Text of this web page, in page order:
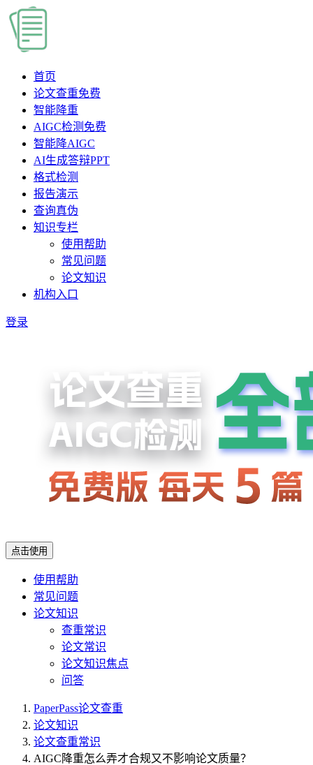
首页
论文查重免费
智能降重
AIGC检测 免费
智能降AIGC
AI生成答辩PPT
格式检测
报告演示
查询真伪
知识专栏
使用帮助
常见问题
论文知识
机构入口
登录
点击使用
使用帮助
常见问题
论文知识
查重常识
论文常识
论文知识焦点
问答
PaperPass论文查重
论文知识
论文查重常识
AIGC降重怎么弄才合规又不影响论文质量？